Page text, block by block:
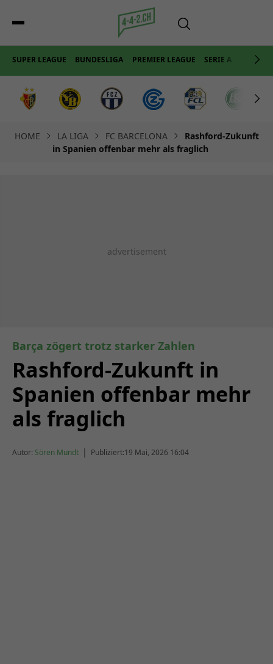
SUPER LEAGUE BUNDESLIGA PREMIER LEAGUE SERIE A LA LIGA
HOME LA LIGA FC BARCELONA
Rashford-Zukunft
in Spanien offenbar mehr als fraglich
Barça zögert trotz starker Zahlen
Rashford-Zukunft in
Spanien offenbar mehr
als fraglich
Autor: Sören Mundt | Publiziert:19 Mai, 2026 16:04